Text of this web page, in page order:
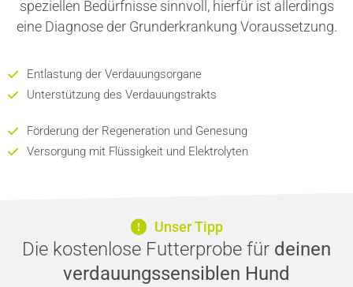
speziellen Bedürfnisse sinnvoll, hierfür ist allerdings
eine Diagnose der Grunderkrankung Voraussetzung.
Entlastung der Verdauungsorgane
Unterstützung des Verdauungstrakts
Förderung der Regeneration und Genesung
Versorgung mit Flüssigkeit und Elektrolyten
Unser Tipp
Die kostenlose Futterprobe für deinen
verdauungssensiblen Hund